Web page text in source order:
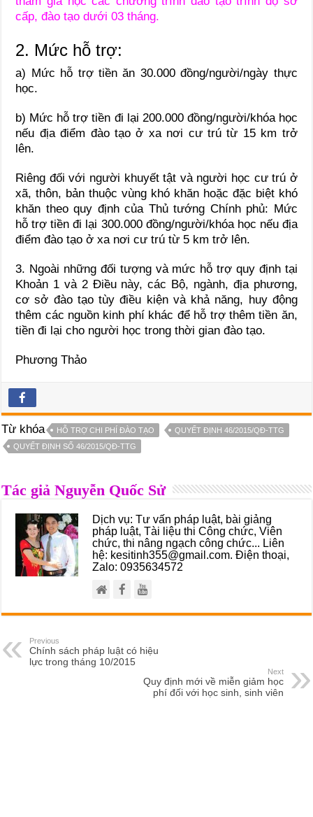
cấp, đào tạo dưới 03 tháng.
2. Mức hỗ trợ:
a) Mức hỗ trợ tiền ăn 30.000 đồng/người/ngày thực
học.
b) Mức hỗ trợ tiền đi lại 200.000 đồng/người/khóa học
nếu địa điểm đào tạo ở xa nơi cư trú từ 15 km trở
lên.
Riêng đối với người khuyết tật và người học cư trú ở
xã, thôn, bản thuộc vùng khó khăn hoặc đặc biệt khó
khăn theo quy định của Thủ tướng Chính phủ: Mức
hỗ trợ tiền đi lại 300.000 đồng/người/khóa học nếu địa
điểm đào tạo ở xa nơi cư trú từ 5 km trở lên.
3. Ngoài những đối tượng và mức hỗ trợ quy định tại
Khoản 1 và 2 Điều này, các Bộ, ngành, địa phương,
cơ sở đào tạo tùy điều kiện và khả năng, huy động
thêm các nguồn kinh phí khác để hỗ trợ thêm tiền ăn,
tiền đi lại cho người học trong thời gian đào tạo.
Phương Thảo
Từ khóa HỖ TRỢ CHI PHÍ ĐÀO TẠO
QUYẾT ĐỊNH 46/2015/QĐ-TTG
QUYẾT ĐỊNH SỐ 46/2015/QĐ-TTG
Tác giả Nguyễn Quốc Sử
Dịch vụ: Tư vấn pháp luật, bài giảng
pháp luật, Tài liệu thi Công chức, Viên
chức, thi nâng ngạch công chức... Liên
hệ: kesitinh355@gmail.com. Điện thoại,
Zalo: 0935634572
Previous
Chính sách pháp luật có hiệu
lực trong tháng 10/2015
Next
Quy định mới về miễn giảm học
phí đối với học sinh, sinh viên